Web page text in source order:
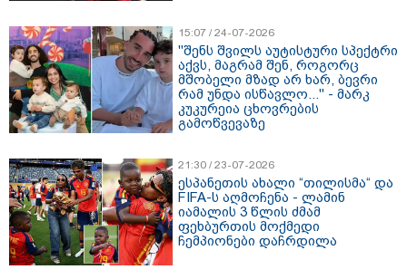
15:07 / 24-07-2026
"შენს შვილს აუტისტური სპექტრი
აქვს, მაგრამ შენ, როგორც
მშობელი მზად არ ხარ, ბევრი
რამ უნდა ისწავლო..." - მარკ
კუკურეია ცხოვრების
გამოწვევაზე
21:30 / 23-07-2026
ესპანეთის ახალი “თილისმა“ და
FIFA-ს აღმოჩენა - ლამინ
იამალის 3 წლის ძმამ
ფეხბურთის მოქმედი
ჩემპიონები დაჩრდილა